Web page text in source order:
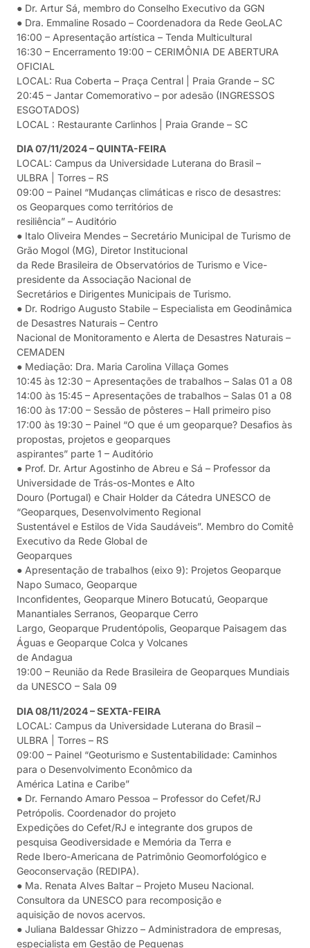
● Dr. Artur Sá, membro do Conselho Executivo da GGN
● Dra. Emmaline Rosado – Coordenadora da Rede GeoLAC
16:00 – Apresentação artística – Tenda Multicultural
16:30 – Encerramento 19:00 – CERIMÔNIA DE ABERTURA
OFICIAL
LOCAL: Rua Coberta – Praça Central | Praia Grande – SC
20:45 – Jantar Comemorativo – por adesão (INGRESSOS
ESGOTADOS)
LOCAL : Restaurante Carlinhos | Praia Grande – SC
DIA 07/11/2024 – QUINTA-FEIRA
LOCAL: Campus da Universidade Luterana do Brasil –
ULBRA | Torres – RS
09:00 – Painel “Mudanças climáticas e risco de desastres:
os Geoparques como territórios de
resiliência” – Auditório
● Italo Oliveira Mendes – Secretário Municipal de Turismo de
Grão Mogol (MG), Diretor Institucional
da Rede Brasileira de Observatórios de Turismo e Vice-
presidente da Associação Nacional de
Secretários e Dirigentes Municipais de Turismo.
● Dr. Rodrigo Augusto Stabile – Especialista em Geodinâmica
de Desastres Naturais – Centro
Nacional de Monitoramento e Alerta de Desastres Naturais –
CEMADEN
● Mediação: Dra. Maria Carolina Villaça Gomes
10:45 às 12:30 – Apresentações de trabalhos – Salas 01 a 08
14:00 às 15:45 – Apresentações de trabalhos – Salas 01 a 08
16:00 às 17:00 – Sessão de pôsteres – Hall primeiro piso
17:00 às 19:30 – Painel “O que é um geoparque? Desafios às
propostas, projetos e geoparques
aspirantes” parte 1 – Auditório
● Prof. Dr. Artur Agostinho de Abreu e Sá – Professor da
Universidade de Trás-os-Montes e Alto
Douro (Portugal) e Chair Holder da Cátedra UNESCO de
“Geoparques, Desenvolvimento Regional
Sustentável e Estilos de Vida Saudáveis”. Membro do Comitê
Executivo da Rede Global de
Geoparques
● Apresentação de trabalhos (eixo 9): Projetos Geoparque
Napo Sumaco, Geoparque
Inconfidentes, Geoparque Minero Botucatú, Geoparque
Manantiales Serranos, Geoparque Cerro
Largo, Geoparque Prudentópolis, Geoparque Paisagem das
Águas e Geoparque Colca y Volcanes
de Andagua
19:00 – Reunião da Rede Brasileira de Geoparques Mundiais
da UNESCO – Sala 09
DIA 08/11/2024 – SEXTA-FEIRA
LOCAL: Campus da Universidade Luterana do Brasil –
ULBRA | Torres – RS
09:00 – Painel “Geoturismo e Sustentabilidade: Caminhos
para o Desenvolvimento Econômico da
América Latina e Caribe”
● Dr. Fernando Amaro Pessoa – Professor do Cefet/RJ
Petrópolis. Coordenador do projeto
Expedições do Cefet/RJ e integrante dos grupos de
pesquisa Geodiversidade e Memória da Terra e
Rede Ibero-Americana de Patrimônio Geomorfológico e
Geoconservação (REDIPA).
● Ma. Renata Alves Baltar – Projeto Museu Nacional.
Consultora da UNESCO para recomposição e
aquisição de novos acervos.
● Juliana Baldessar Ghizzo – Administradora de empresas,
especialista em Gestão de Pequenas